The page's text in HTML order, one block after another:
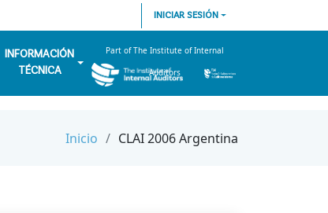
INICIAR SESIÓN
INFORMACIÓN
TÉCNICA
Part of The Institute of Internal
Auditors
Inicio CLAI 2006 Argentina